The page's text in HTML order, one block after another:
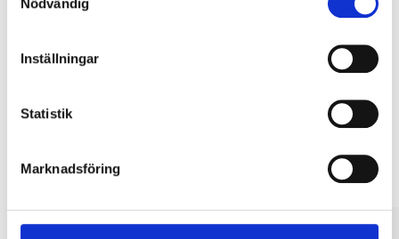
Nödvändig
Inställningar
Statistik
Marknadsföring
Köp & Hämta i ditt varuhus inom 2 timmar! För mer information om
Andra kunder köpte också